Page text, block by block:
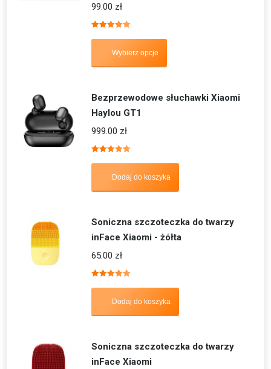
99.00 zł
5.00
Wybierz opcje
Bezprzewodowe słuchawki Xiaomi
Haylou GT1
999.00 zł
5.00
Dodaj do koszyka
Soniczna szczoteczka do twarzy
inFace Xiaomi - żółta
65.00 zł
5.00
Dodaj do koszyka
Soniczna szczoteczka do twarzy
inFace Xiaomi